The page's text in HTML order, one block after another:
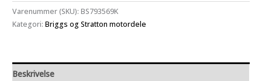
erstatter
BS793569
Varenummer (SKU):BS793569K
Kategori:Briggs og Stratton motordele
Beskrivelse